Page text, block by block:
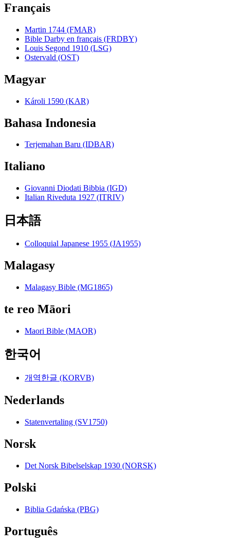
Français
Martin 1744 (FMAR)
Bible Darby en français (FRDBY)
Louis Segond 1910 (LSG)
Ostervald (OST)
Magyar
Károli 1590 (KAR)
Bahasa Indonesia
Terjemahan Baru (IDBAR)
Italiano
Giovanni Diodati Bibbia (IGD)
Italian Riveduta 1927 (ITRIV)
日本語
Colloquial Japanese 1955 (JA1955)
Malagasy
Malagasy Bible (MG1865)
te reo Māori
Maori Bible (MAOR)
한국어
개역한글 (KORVB)
Nederlands
Statenvertaling (SV1750)
Norsk
Det Norsk Bibelselskap 1930 (NORSK)
Polski
Biblia Gdańska (PBG)
Português